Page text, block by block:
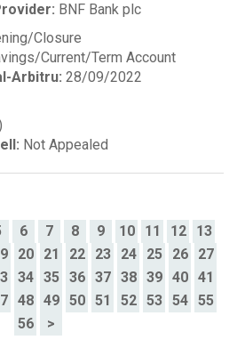
BNF Bank plc
Closure
Current/Term Account
Arbitru: 28/09/2022
Not Appealed
6 7 8 9 10 11 12
13
20 21 22 23 24 25 26
27
34 35 36 37 38 39 40
41
48 49 50 51 52 53 54
55
56
>